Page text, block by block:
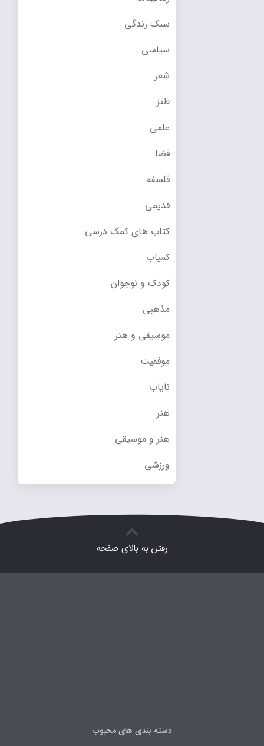
سبک زندگی
سیاسی
شعر
طنز
علمی
فضا
فلسفه
قدیمی
کتاب های کمک درسی
کمیاب
کودک و نوجوان
مذهبی
موسیقی و هنر
موفقیت
نایاب
هنر
هنر و موسیقی
ورزشی
رفتن به بالای صفحه
دسته بندی های محبوب